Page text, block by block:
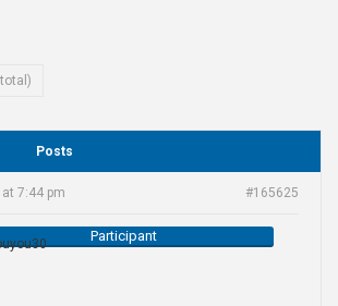
Posts
7:44 pm #165625
Participant